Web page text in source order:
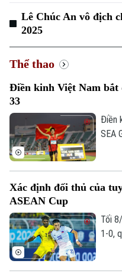
Lê Chúc An vô địch
2025
Thể thao
Điền kinh Việt Nam bắt
33
Điền
SEA
Xác định đối thủ của
ASEAN Cup
Tối
1-0,